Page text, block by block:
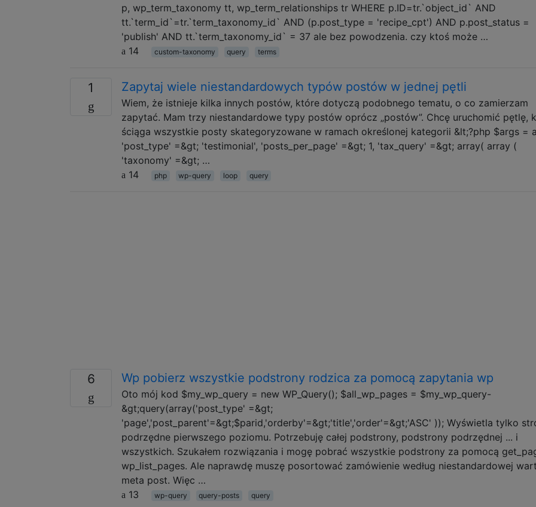
p, wp_term_taxonomy tt, wp_term_relationships tr WHERE p.ID=tr.`object_id` AND
tt.`term_id`=tr.`term_taxonomy_id` AND (p.post_type = 'recipe_cpt') AND p.post_status =
'publish' AND tt.`term_taxonomy_id` = 37 ale bez powodzenia. czy ktoś może …
14
custom-taxonomy query terms
1 Zapytaj wiele niestandardowych typów postów w jednej pętli
Wiem, że istnieje kilka innych postów, które dotyczą podobnego tematu, o co zamierzam
zapytać. Mam trzy niestandardowe typy postów oprócz „postów”. Chcę uruchomić pętlę,
ściąga wszystkie posty skategoryzowane w ramach określonej kategorii &lt;?php $args =
'post_type' =&gt; 'testimonial', 'posts_per_page' =&gt; 1, 'tax_query' =&gt; array( array (
'taxonomy' =&gt; …
14
php wp-query loop query
6 Wp pobierz wszystkie podstrony rodzica za pomocą zapytania wp
Oto mój kod $my_wp_query = new WP_Query(); $all_wp_pages = $my_wp_query-
&gt;query(array('post_type' =&gt;
'page','post_parent'=&gt;$parid,'orderby'=&gt;'title','order'=&gt;'ASC' )); Wyświetla tylko
podrzędne pierwszego poziomu. Potrzebuję całej podstrony, podstrony podrzędnej ... i
wszystkich. Szukałem rozwiązania i mogę pobrać wszystkie podstrony za pomocą
wp_list_pages. Ale naprawdę muszę posortować zamówienie według niestandardowej
meta post. Więc …
13
wp-query query-posts query